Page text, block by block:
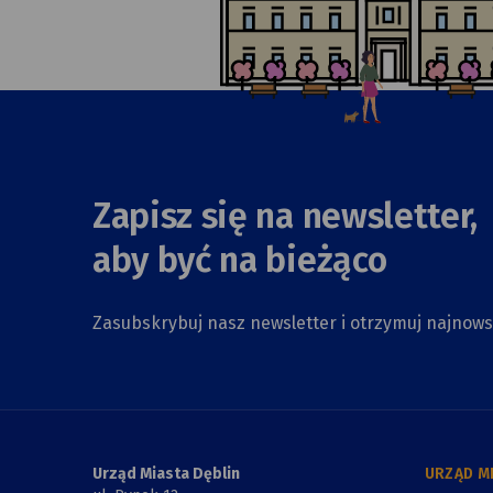
Zapisz się na newsletter,
aby być na bieżąco
Zasubskrybuj nasz newsletter i otrzymuj
Urząd Miasta Dęblin
URZĄD